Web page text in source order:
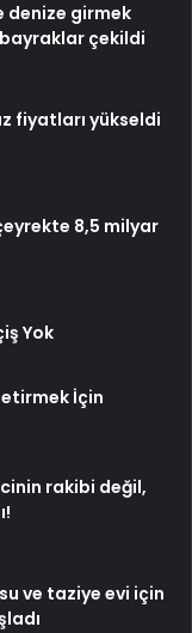
denize girmek
bayraklar çekildi
fiyatları yükseldi
8,5 milyar
Yok
İçin
rakibi değil,
ve taziye evi için